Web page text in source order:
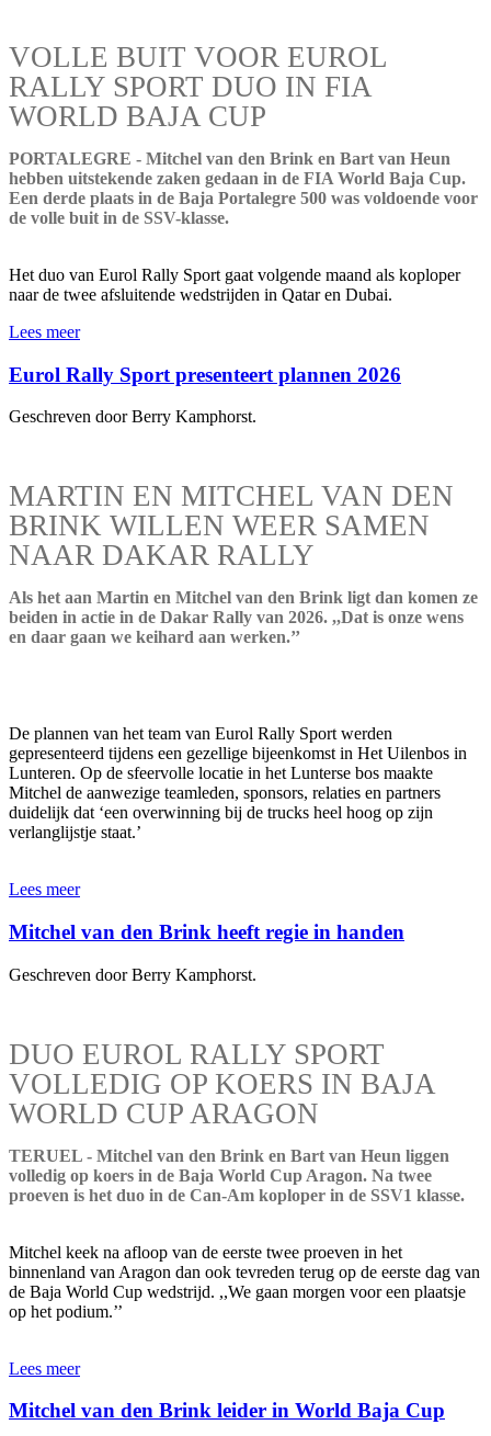
VOLLE BUIT VOOR EUROL
RALLY SPORT DUO IN FIA
WORLD BAJA CUP
PORTALEGRE - Mitchel van den Brink en Bart van Heun
hebben uitstekende zaken gedaan in de FIA World Baja Cup.
Een derde plaats in de Baja Portalegre 500 was voldoende voor
de volle buit in de SSV-klasse.
Het duo van Eurol Rally Sport gaat volgende maand als koploper
naar de twee afsluitende wedstrijden in Qatar en Dubai.
Lees meer
Eurol Rally Sport presenteert plannen 2026
Geschreven door Berry Kamphorst.
MARTIN EN MITCHEL VAN DEN
BRINK WILLEN WEER SAMEN
NAAR DAKAR RALLY
Als het aan Martin en Mitchel van den Brink ligt dan komen ze
beiden in actie in de Dakar Rally van 2026. ,,Dat is onze wens
en daar gaan we keihard aan werken.’’
De plannen van het team van Eurol Rally Sport werden
gepresenteerd tijdens een gezellige bijeenkomst in Het Uilenbos in
Lunteren. Op de sfeervolle locatie in het Lunterse bos maakte
Mitchel de aanwezige teamleden, sponsors, relaties en partners
duidelijk dat ‘een overwinning bij de trucks heel hoog op zijn
verlanglijstje staat.’
Lees meer
Mitchel van den Brink heeft regie in handen
Geschreven door Berry Kamphorst.
DUO EUROL RALLY SPORT
VOLLEDIG OP KOERS IN BAJA
WORLD CUP ARAGON
TERUEL - Mitchel van den Brink en Bart van Heun liggen
volledig op koers in de Baja World Cup Aragon. Na twee
proeven is het duo in de Can-Am koploper in de SSV1 klasse.
Mitchel keek na afloop van de eerste twee proeven in het
binnenland van Aragon dan ook tevreden terug op de eerste dag van
de Baja World Cup wedstrijd. ,,We gaan morgen voor een plaatsje
op het podium.’’
Lees meer
Mitchel van den Brink leider in World Baja Cup